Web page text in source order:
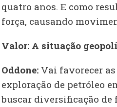
quatro anos. E como
força, causando
Valor: A situação
Oddone:Vai favorecer as
exploração de petróleo
buscar diversificação de